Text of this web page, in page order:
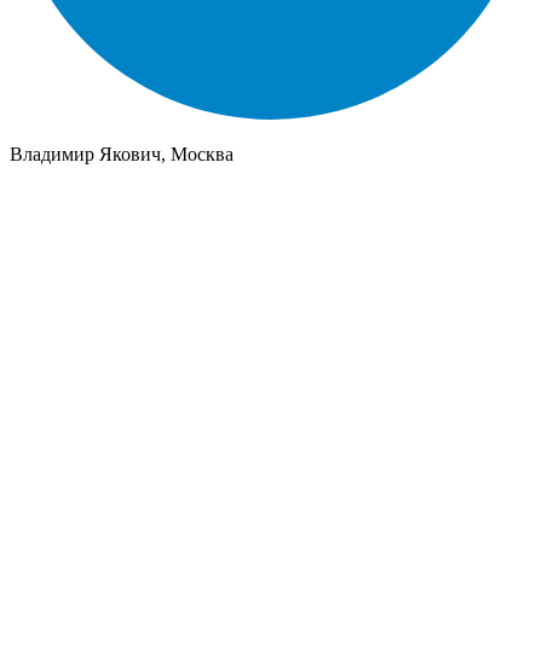
Владимир Якович, Москва